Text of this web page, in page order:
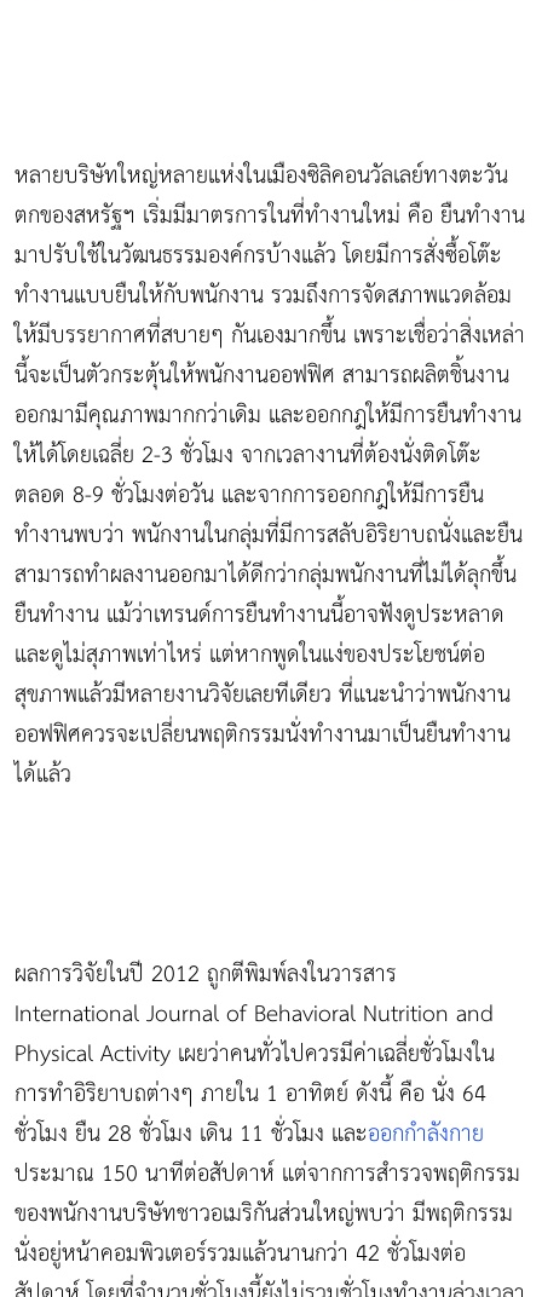
หลายบริษัทใหญ่หลายแห่งในเมืองซิลิคอนวัลเลย์ทางตะวัน
ตกของสหรัฐฯ เริ่มมีมาตรการในที่ทำงานใหม่ คือ ยืนทำงาน
มาปรับใช้ในวัฒนธรรมองค์กรบ้างแล้ว โดยมีการสั่งซื้อโต๊ะ
ทำงานแบบยืนให้กับพนักงาน รวมถึงการจัดสภาพแวดล้อม
ให้มีบรรยากาศที่สบายๆ กันเองมากขึ้น เพราะเชื่อว่าสิ่งเหล่า
นี้จะเป็นตัวกระตุ้นให้พนักงานออฟฟิศ สามารถผลิตชิ้นงาน
ออกมามีคุณภาพมากกว่าเดิม และออกกฎให้มีการยืนทำงาน
ให้ได้โดยเฉลี่ย 2-3 ชั่วโมง จากเวลางานที่ต้องนั่งติดโต๊ะ
ตลอด 8-9 ชั่วโมงต่อวัน และจากการออกกฎให้มีการยืน
ทำงานพบว่า พนักงานในกลุ่มที่มีการสลับอิริยาบถนั่งและยืน
สามารถทำผลงานออกมาได้ดีกว่ากลุ่มพนักงานที่ไม่ได้ลุกขึ้น
ยืนทำงาน แม้ว่าเทรนด์การยืนทำงานนี้อาจฟังดูประหลาด
และดูไม่สุภาพเท่าไหร่ แต่หากพูดในแง่ของประโยชน์ต่อ
สุขภาพแล้วมีหลายงานวิจัยเลยทีเดียว ที่แนะนำว่าพนักงาน
ออฟฟิศควรจะเปลี่ยนพฤติกรรมนั่งทำงานมาเป็นยืนทำงาน
ได้แล้ว
ผลการวิจัยในปี 2012 ถูกตีพิมพ์ลงในวารสาร
International Journal of Behavioral Nutrition and
Physical Activity เผยว่าคนทั่วไปควรมีค่าเฉลี่ยชั่วโมงใน
การทำอิริยาบถต่างๆ ภายใน 1 อาทิตย์ ดังนี้ คือ นั่ง 64
ชั่วโมง ยืน 28 ชั่วโมง เดิน 11 ชั่วโมง และออกกำลังกาย
ประมาณ 150 นาทีต่อสัปดาห์ แต่จากการสำรวจพฤติกรรม
ของพนักงานบริษัทชาวอเมริกันส่วนใหญ่พบว่า มีพฤติกรรม
นั่งอยู่หน้าคอมพิวเตอร์รวมแล้วนานกว่า 42 ชั่วโมงต่อ